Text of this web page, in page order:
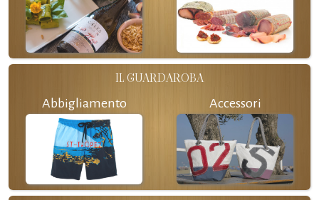
IL GUARDAROBA
Abbigliamento Accessori